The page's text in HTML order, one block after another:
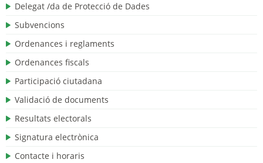
Delegat /da de Protecció de Dades
Subvencions
Ordenances i reglaments
Ordenances fiscals
Participació ciutadana
Validació de documents
Resultats electorals
Signatura electrònica
Contacte i horaris